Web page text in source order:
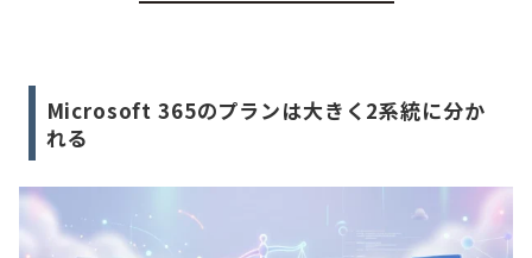
Microsoft 365のプランは大きく2系統に分か
れる